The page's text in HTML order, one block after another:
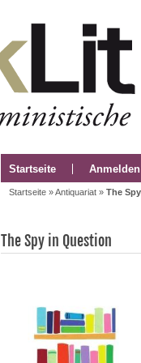
Startseite Anmelden
Startseite »Antiquariat » The
The Spy in Question